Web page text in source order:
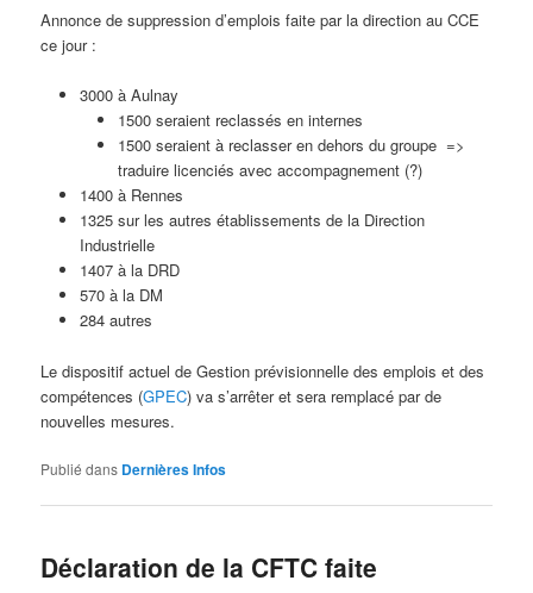
Annonce de suppression d’emplois faite par la direction au CCE
ce jour :
3000 à Aulnay
1500 seraient reclassés en internes
1500 seraient à reclasser en dehors du groupe =>
traduire licenciés avec accompagnement (?)
1400 à Rennes
1325 sur les autres établissements de la Direction
Industrielle
1407 à la DRD
570 à la DM
284 autres
Le dispositif actuel de Gestion prévisionnelle des emplois et des
compétences (GPEC) va s’arrêter et sera remplacé par de
nouvelles mesures.
Publié dans Dernières Infos
Déclaration de la CFTC faite